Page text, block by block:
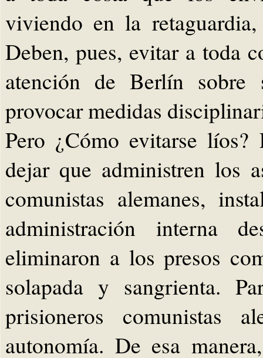
viviendo en la
Deben, pues, evitar a toda
atención de Berlín sobre
provocar medidas
Pero ¿Cómo evitarse
dejar que administren los
comunistas alemanes,
administración interna
eliminaron a los presos
solapada y sangrienta.
prisioneros comunistas
autonomía. De esa